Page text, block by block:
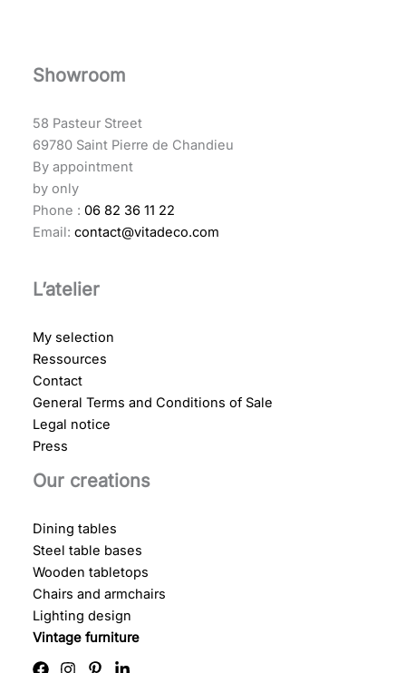
Showroom
58 Pasteur Street
69780 Saint Pierre de Chandieu
By appointment
by only
Phone : 06 82 36 11 22
Email: contact@vitadeco.com
L’atelier
My selection
Ressources
Contact
General Terms and Conditions of Sale
Legal notice
Press
Our creations
Dining tables
Steel table bases
Wooden tabletops
Chairs and armchairs
Lighting design
Vintage furniture